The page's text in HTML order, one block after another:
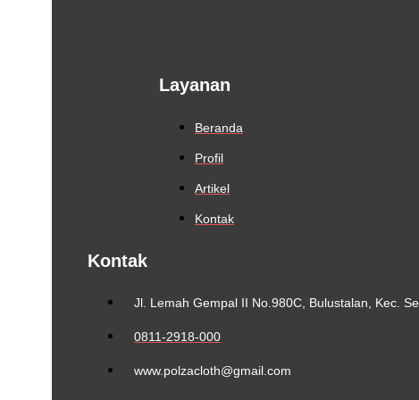
Layanan
Beranda
Profil
Artikel
Kontak
Kontak
Jl. Lemah Gempal II No.980C, Bulustalan, Kec.
0811-2918-000
www.polzacloth@gmail.com